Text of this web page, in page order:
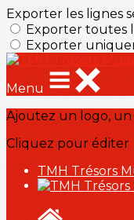
Exporter les lignes
Exporter toutes
Exporter
Menu
Ajoutez un logo, un
Cliquez pour éditer
TMH Trésors